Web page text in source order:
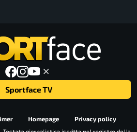
Sportface TV
Homepage
Privacy policy